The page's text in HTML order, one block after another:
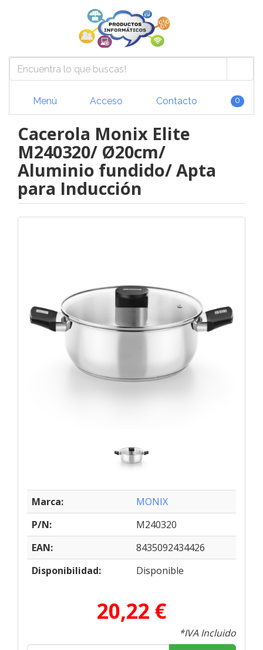
Menú Acceso Contacto 0
Cacerola Monix Elite
M240320/ Ø20cm/
Aluminio fundido/ Apta
para Inducción
Marca:
MONIX
P/N:
M240320
EAN:
8435092434426
Disponibilidad:
Disponible
20,22 €
*IVA Incluido